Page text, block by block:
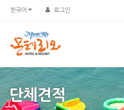
한국어 로그인
단체견적
Sketchbook5, 스케